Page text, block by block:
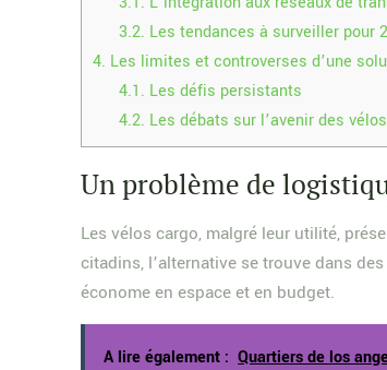
3.2. Les tendances à surveiller pour
4. Les limites et controverses d’une
4.1. Les défis persistants
4.2. Les débats sur l’avenir des
Un problème de
Les vélos cargo, malgré leur utilité,
citadins, l’alternative se trouve dans
économe en espace et en budget.
A lire également : Quartiers de los